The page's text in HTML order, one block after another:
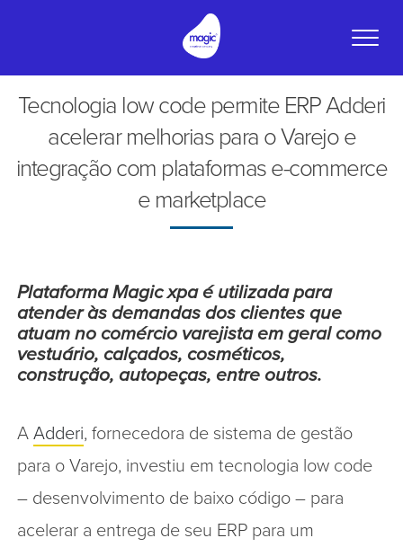
Toggle
Tecnologia low code permite ERP Adderi
acelerar melhorias para o Varejo e
integração com plataformas e-commerce
e marketplace
Plataforma Magic xpa é utilizada para
atender às demandas dos clientes que
atuam no comércio varejista em geral como
vestuário, calçados, cosméticos,
construção, autopeças, entre outros.
AAdderi, fornecedora de sistema de gestão
para o Varejo, investiu em tecnologia low code
– desenvolvimento de baixo código – para
acelerar a entrega de seu ERP para um